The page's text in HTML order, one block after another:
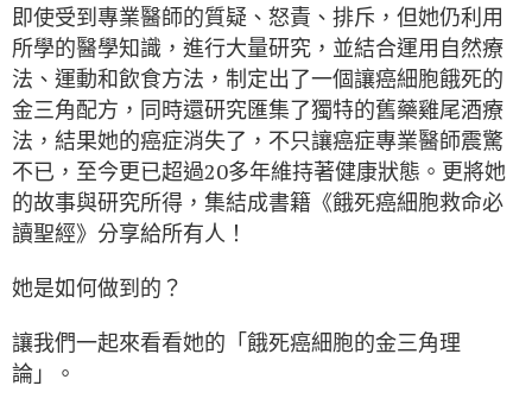
即使受到專業醫師的質疑、怒責、排斥，但她仍利用
所學的醫學知識，進行大量研究，並結合運用自然療
法、運動和飲食方法，制定出了一個讓癌細胞餓死的
金三角配方，同時還研究匯集了獨特的舊藥雞尾酒療
法，結果她的癌症消失了，不只讓癌症專業醫師震驚
不已，至今更已超過20多年維持著健康狀態。更將她
的故事與研究所得，集結成書籍《餓死癌細胞救命必
讀聖經》分享給所有人！
她是如何做到的？
讓我們一起來看看她的「餓死癌細胞的金三角理
論」。